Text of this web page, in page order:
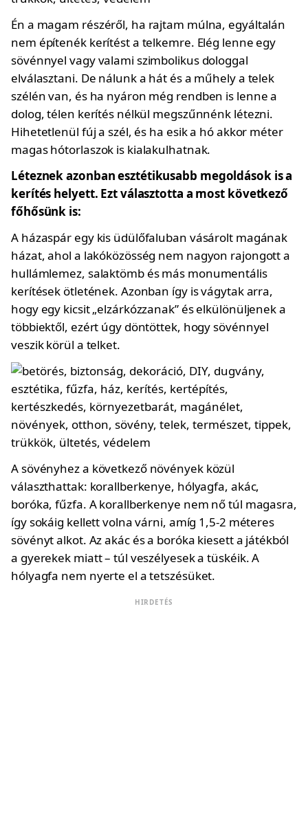
Én a magam részéről, ha rajtam múlna, egyáltalán
nem építenék kerítést a telkemre. Elég lenne egy
sövénnyel vagy valami szimbolikus dologgal
elválasztani. De nálunk a hát és a műhely a telek
szélén van, és ha nyáron még rendben is lenne a
dolog, télen kerítés nélkül megszűnnénk létezni.
Hihetetlenül fúj a szél, és ha esik a hó akkor méter
magas hótorlaszok is kialakulhatnak.
Léteznek azonban esztétikusabb megoldások is a
kerítés helyett. Ezt választotta a most következő
főhősünk is:
A házaspár egy kis üdülőfaluban vásárolt magának
házat, ahol a lakóközösség nem nagyon rajongott a
hullámlemez, salaktömb és más monumentális
kerítések ötletének. Azonban így is vágytak arra,
hogy egy kicsit „elzárkózzanak” és elkülönüljenek a
többiektől, ezért úgy döntöttek, hogy sövénnyel
veszik körül a telket.
A sövényhez a következő növények közül
választhattak: korallberkenye, hólyagfa, akác,
boróka, fűzfa. A korallberkenye nem nő túl magasra,
így sokáig kellett volna várni, amíg 1,5-2 méteres
sövényt alkot. Az akác és a boróka kiesett a játékból
a gyerekek miatt – túl veszélyesek a tüskéik. A
hólyagfa nem nyerte el a tetszésüket.
HIRDETÉS